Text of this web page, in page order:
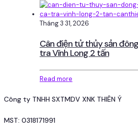
Tháng 3 31, 2026
Cân điện tử thủy sản
tra Vĩnh Long 2 tấn
Read more
Công ty TNHH SXTMDV XNK THIÊN Ý
MST: 0318171991